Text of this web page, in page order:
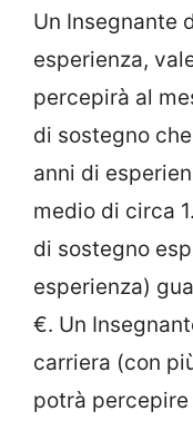
Un Insegnante
esperienza,
percepirà al
di sostegno
anni di
medio di circa
di sostegno
esperienza)
€. Un
carriera (con
potrà percepire